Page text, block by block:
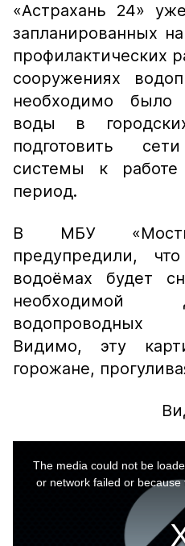
«Астрахань 24»
запланированных
профилактических
сооружениях
необходимо было
воды в
подготовить
системы к работе
период.
В МБУ
предупредили,
водоёмах будет
необходимой
водопроводных
Видимо, эту
горожане,
The media could not be
or network failed or because